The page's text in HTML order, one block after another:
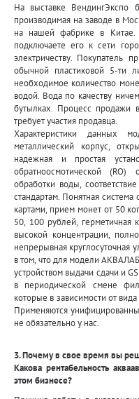
На выставке
производимая на заводе в
на нашей фабрике в Китае.
подключаете его к сети
электричеству. Покупатель
обычной пластиковой 5-ти
необходимое количество
водой. Вода по качеству
бутылках. Процесс продажи
требует участия продавца.
Характеристики данных
металлический корпус,
надежная и простая
обратноосмотической
обработки воды,
стандартам. Понятная
картами, прием монет от 50
50, 100 рублей, герметичная
высокой концентрации,
непрерывная круглосуточная
в том, что для модели
устройством выдачи сдачи и
в периодической смене
которые в зависимости от
Применяются
не обязательно у нас.
3. Почему в свое время вы
Какова рентабельность
этом бизнесе?